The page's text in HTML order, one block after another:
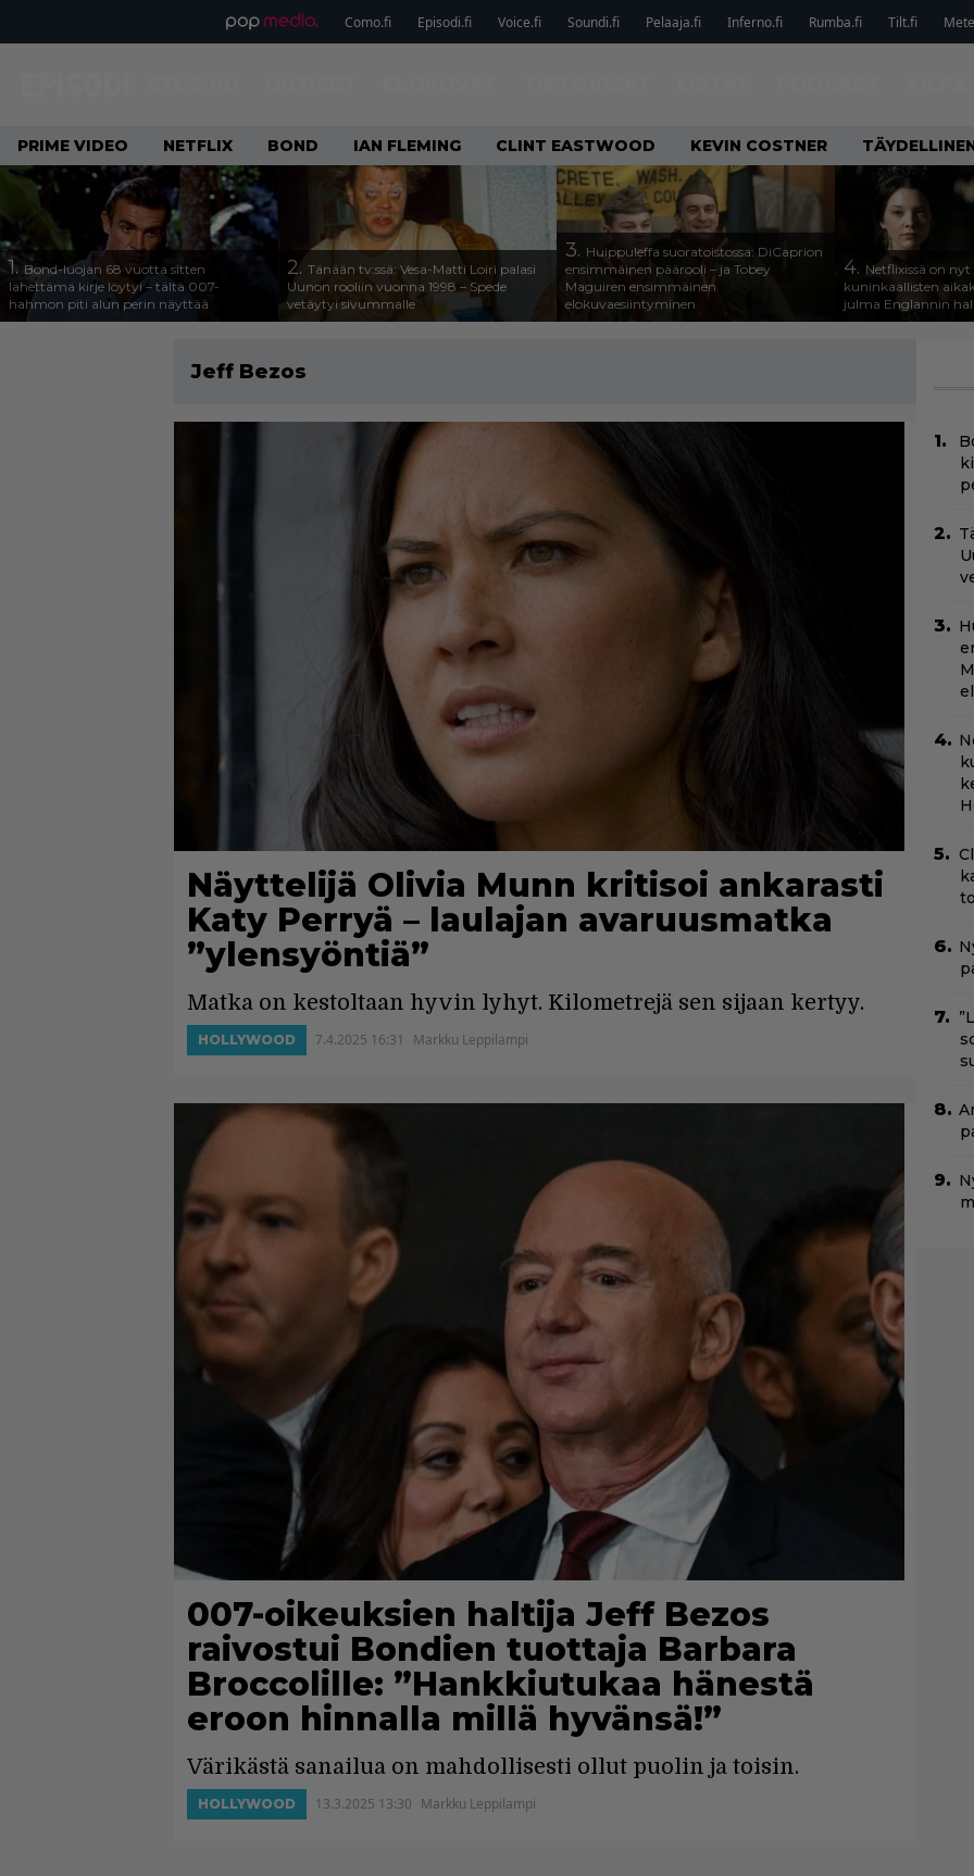
Como.fi Episodi.fi Voice.fi Soundi.fi Pelaaja.fi Inferno.fi Rumba.fi Tilt.fi
PRIME VIDEO NETFLIX BOND IAN FLEMING CLINT EASTWOOD KEVIN COSTNER
1. Bond-luojan 68 vuotta sitten
lähettämä kirje löytyi – tältä 007-
hahmon piti alun perin näyttää
2. Tänään tv:ssä: Vesa-Matti Loiri palasi
Uunon rooliin vuonna 1998 – Spede
vetäytyi sivummalle
3. Huippuleffa suoratoistossa: DiCaprion
ensimmäinen päärooli – ja Tobey
Maguiren ensimmäinen
elokuvaesiintyminen
4. Netflixissä on
kuninkaallisten
julma Englannin
Jeff Bezos
Näyttelijä Olivia Munn kritisoi ankarasti
Katy Perryä – laulajan avaruusmatka
”ylensyöntiä”
Matka on kestoltaan hyvin lyhyt. Kilometrejä sen sijaan kertyy.
HOLLYWOOD 7.4.2025 16:31 Markku Leppilampi
007-oikeuksien haltija Jeff Bezos
raivostui Bondien tuottaja Barbara
Broccolille: ”Hankkiutukaa hänestä
eroon hinnalla millä hyvänsä!”
Värikästä sanailua on mahdollisesti ollut puolin ja toisin.
HOLLYWOOD 13.3.2025 13:30 Markku Leppilampi